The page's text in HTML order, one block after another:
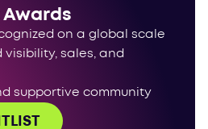
Awards
on a global scale
visibility, sales, and
supportive community